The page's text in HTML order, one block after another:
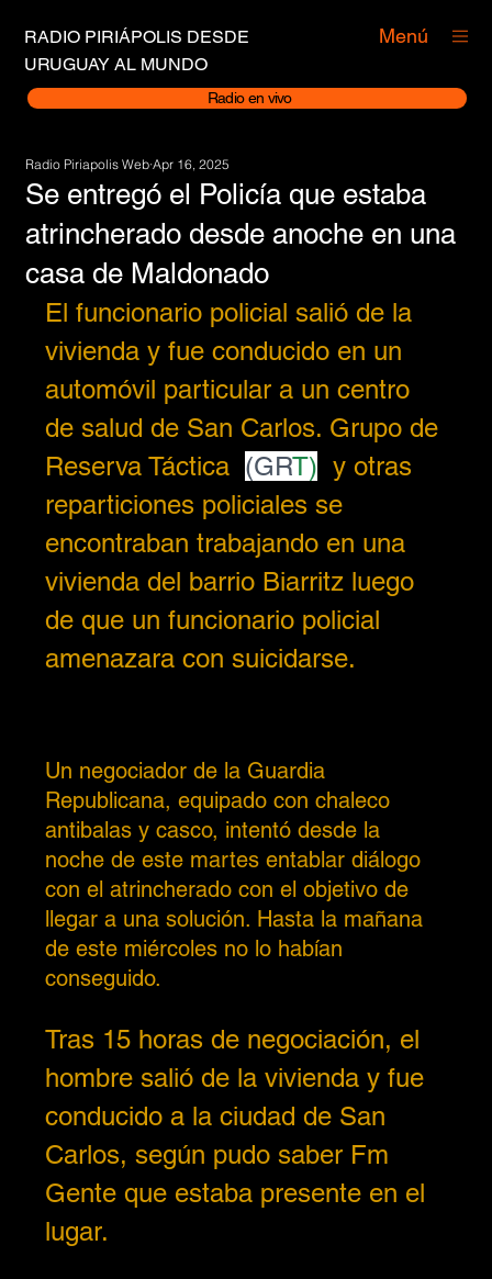
RADIO PIRIÁPOLIS DESDE
URUGUAY AL MUNDO
Radio en vivo
Menú
Se entregó el Policía que estaba
atrincherado desde anoche en una
casa de Maldonado
Radio Piriapolis Web Apr 16, 2025
El funcionario policial salió de la
vivienda y fue conducido en un
automóvil particular a un centro
de salud de San Carlos. Grupo de
Reserva Táctica (GRT) y otras
reparticiones policiales se
encontraban trabajando en una
vivienda del barrio Biarritz luego
de que un funcionario policial
amenazara con suicidarse.
Un negociador de la Guardia
Republicana, equipado con chaleco
antibalas y casco, intentó desde la
noche de este martes entablar diálogo
con el atrincherado con el objetivo de
llegar a una solución. Hasta la mañana
de este miércoles no lo habían
conseguido.
Tras 15 horas de negociación, el
hombre salió de la vivienda y fue
conducido a la ciudad de San
Carlos, según pudo saber Fm
Gente que estaba presente en el
lugar.